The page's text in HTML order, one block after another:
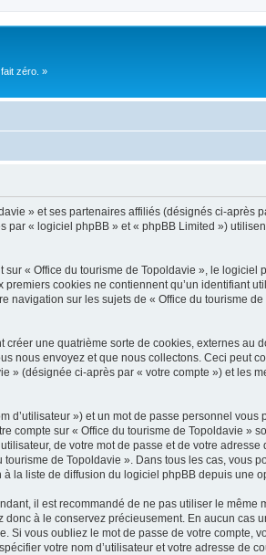
zéro. »
» et ses partenaires affiliés (désignés ci-après
« logiciel phpBB » et « phpBB Limited »)
« Office du tourisme de Topoldavie », le
cookies ne contiennent qu’un identifiant
sur les sujets de « Office du tourisme
une quatrième sorte de cookies, externes au
nous envoyez et que nous collectons. Ceci peut
» (désignée ci-après par « votre compte ») et les
») et un mot de passe personnel
compte sur « Office du tourisme de Topoldavie »
de votre mot de passe et de votre
de Topoldavie ». Dans tous les cas, vous
liste de diffusion du logiciel phpBB depuis une
il est recommandé de ne pas utiliser le même
à le conservez précieusement. En aucun cas
vous oubliez le mot de passe de votre compte,
votre nom d’utilisateur et votre adresse de